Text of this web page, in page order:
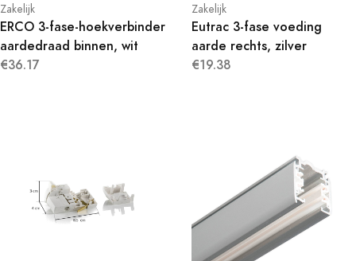
Zakelijk
ERCO 3-fase-hoekverbinder
aardedraad binnen, wit
€36.17
Zakelijk
Eutrac 3-fase voeding
aarde rechts, zilver
€19.38